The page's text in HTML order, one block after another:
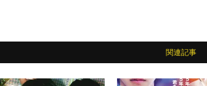
関連記事